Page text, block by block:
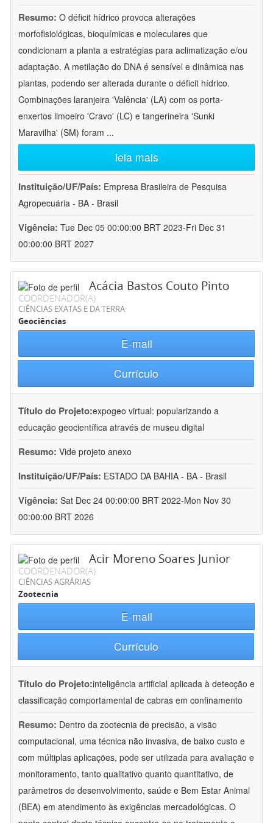
Resumo: O déficit hídrico provoca alterações
morfofisiológicas, bioquímicas e moleculares que
condicionam a planta a estratégias para aclimatização e/ou
adaptação. A metilação do DNA é sensível e dinâmica nas
plantas, podendo ser alterada durante o déficit hídrico.
Combinações laranjeira 'Valência' (LA) com os porta-
enxertos limoeiro 'Cravo' (LC) e tangerineira 'Sunki
Maravilha' (SM) foram ...
leia mais
Instituição/UF/País: Empresa Brasileira de Pesquisa
Agropecuária - BA - Brasil
Vigência: Tue Dec 05 00:00:00 BRT 2023-Fri Dec 31
00:00:00 BRT 2027
Acácia Bastos Couto Pinto
COORDENADOR(A)
CIÊNCIAS EXATAS E DA TERRA
Geociências
E-mail
Currículo
Título do Projeto:expogeo virtual: popularizando a
educação geocientífica através de museu digital
Resumo: Vide projeto anexo
Instituição/UF/País: ESTADO DA BAHIA - BA - Brasil
Vigência: Sat Dec 24 00:00:00 BRT 2022-Mon Nov 30
00:00:00 BRT 2026
Acir Moreno Soares Junior
COORDENADOR(A)
CIÊNCIAS AGRÁRIAS
Zootecnia
E-mail
Currículo
Título do Projeto:inteligência artificial aplicada à detecção e
classificação comportamental de cabras em confinamento
Resumo: Dentro da zootecnia de precisão, a visão
computacional, uma técnica não invasiva, de baixo custo e
com múltiplas aplicações, pode ser utilizada para avaliação e
monitoramento, tanto qualitativo quanto quantitativo, de
parâmetros de desenvolvimento, saúde e Bem Estar Animal
(BEA) em atendimento às exigências mercadológicas. O